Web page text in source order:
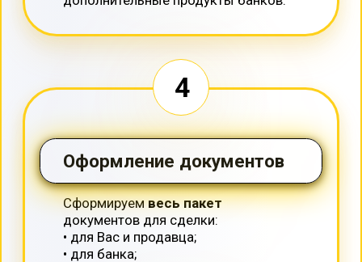
Сумма кредита
100000 5000000
Размер первоначального взноса
1000000
Срок кредита (мес.)